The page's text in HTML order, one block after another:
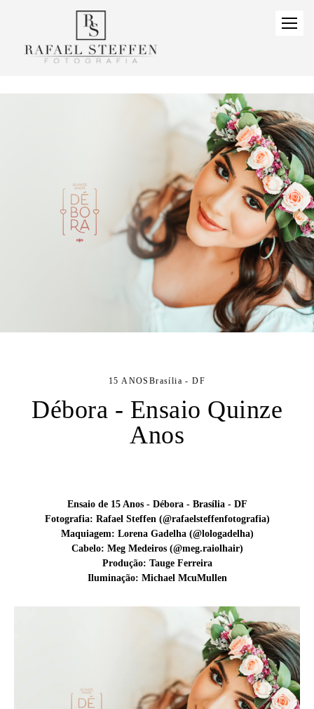
15 ANOS Brasília - DF
Débora - Ensaio Quinze
Anos
Ensaio de 15 Anos - Débora - Brasília - DF
Fotografia: Rafael Steffen (@rafaelsteffenfotografia)
Maquiagem: Lorena Gadelha (@lologadelha)
Cabelo: Meg Medeiros (@meg.raiolhair)
Produção: Tauge Ferreira
Iluminação: Michael McuMullen